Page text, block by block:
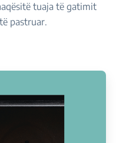
tuaja të gatimit
pastruar.